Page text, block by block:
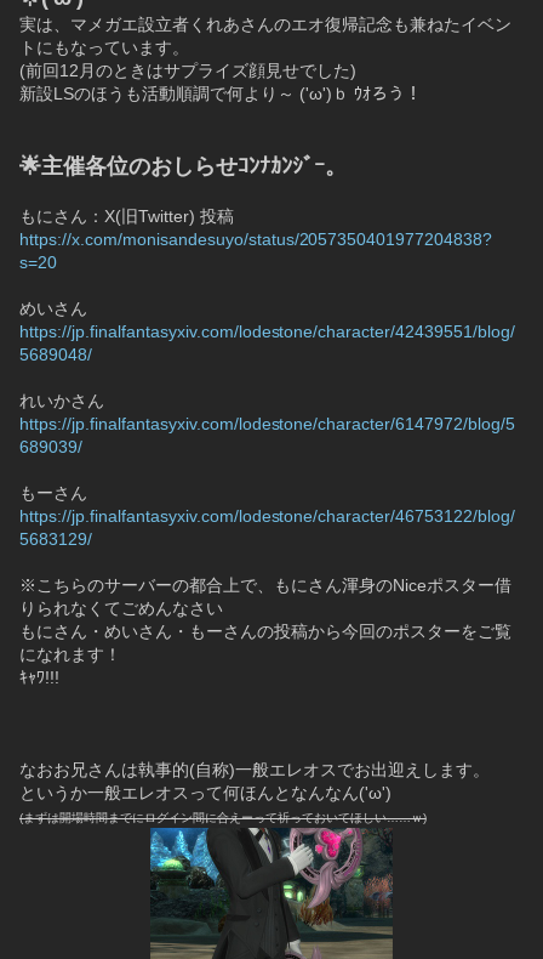
実は、マメガエ設立者くれあさんのエオ復帰記念も兼ねたイベン
トにもなっています。
(前回12月のときはサプライズ顔見せでした)
新設LSのほうも活動順調で何より～ ('ω')ｂ ｳｵろう！
🌟主催各位のおしらせｺﾝﾅｶﾝｼﾞｰ。
もにさん：X(旧Twitter) 投稿
https://x.com/monisandesuyo/status/2057350401977204838?
s=20
めいさん
https://jp.finalfantasyxiv.com/lodestone/character/42439551/blog/
5689048/
れいかさん
https://jp.finalfantasyxiv.com/lodestone/character/6147972/blog/5
689039/
もーさん
https://jp.finalfantasyxiv.com/lodestone/character/46753122/blog/
5683129/
※こちらのサーバーの都合上で、もにさん渾身のNiceポスター借
りられなくてごめんなさい
もにさん・めいさん・もーさんの投稿から今回のポスターをご覧
になれます！
ｷｬﾜ!!!
なおお兄さんは執事的(自称)一般エレオスでお出迎えします。
というか一般エレオスって何ほんとなんなん('ω')
(まずは開場時間までにログイン間に合えーって祈っておいてほしい……ｗ)